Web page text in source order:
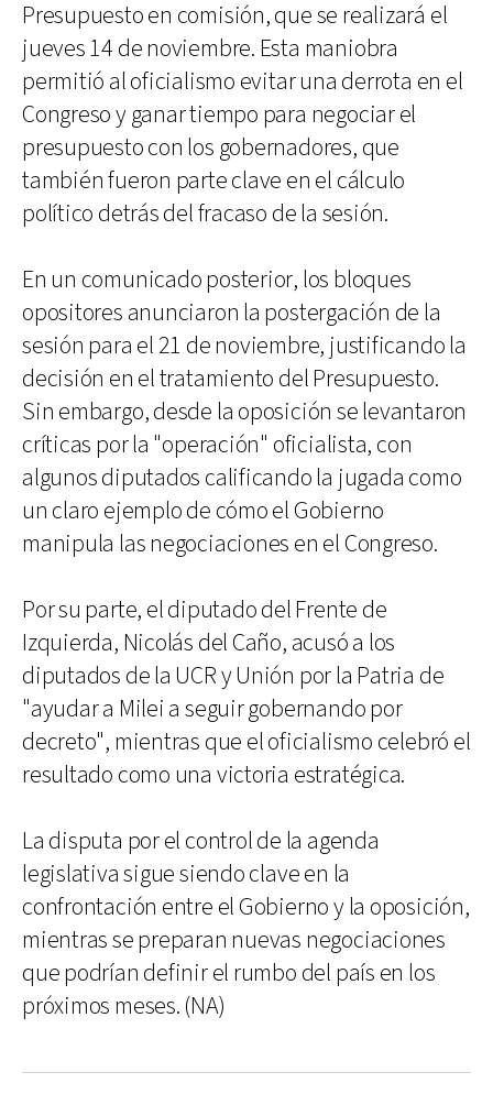
Presupuesto en comisión, que se realizará el
jueves 14 de noviembre. Esta maniobra
permitió al oficialismo evitar una derrota en el
Congreso y ganar tiempo para negociar el
presupuesto con los gobernadores, que
también fueron parte clave en el cálculo
político detrás del fracaso de la sesión.
En un comunicado posterior, los bloques
opositores anunciaron la postergación de la
sesión para el 21 de noviembre, justificando la
decisión en el tratamiento del Presupuesto.
Sin embargo, desde la oposición se levantaron
críticas por la "operación" oficialista, con
algunos diputados calificando la jugada como
un claro ejemplo de cómo el Gobierno
manipula las negociaciones en el Congreso.
Por su parte, el diputado del Frente de
Izquierda, Nicolás del Caño, acusó a los
diputados de la UCR y Unión por la Patria de
"ayudar a Milei a seguir gobernando por
decreto", mientras que el oficialismo celebró el
resultado como una victoria estratégica.
La disputa por el control de la agenda
legislativa sigue siendo clave en la
confrontación entre el Gobierno y la oposición,
mientras se preparan nuevas negociaciones
que podrían definir el rumbo del país en los
próximos meses. (NA)